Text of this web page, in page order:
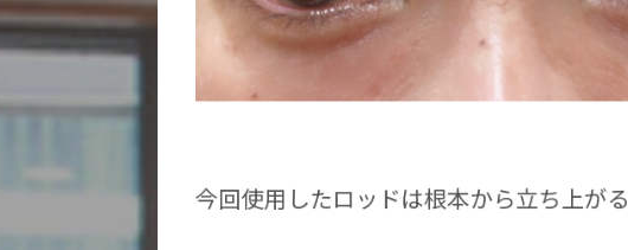
今回使用したロッドは根本から立ち上がる